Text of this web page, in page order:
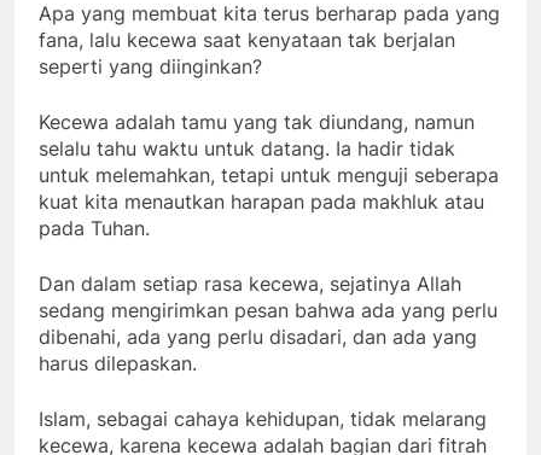
Apa yang membuat kita terus berharap pada yang
fana, lalu kecewa saat kenyataan tak berjalan
seperti yang diinginkan?
Kecewa adalah tamu yang tak diundang, namun
selalu tahu waktu untuk datang. Ia hadir tidak
untuk melemahkan, tetapi untuk menguji seberapa
kuat kita menautkan harapan pada makhluk atau
pada Tuhan.
Dan dalam setiap rasa kecewa, sejatinya Allah
sedang mengirimkan pesan bahwa ada yang perlu
dibenahi, ada yang perlu disadari, dan ada yang
harus dilepaskan.
Islam, sebagai cahaya kehidupan, tidak melarang
kecewa, karena kecewa adalah bagian dari fitrah